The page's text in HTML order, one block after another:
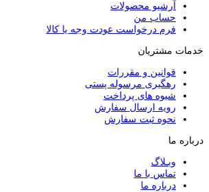
آرشیو محصولات
حساب من
فرم درخواست عودت وجه یا کالا
خدمات مشتریان
قوانین و مقررات
رهگیری مرسوله پستی
شیوه های پرداخت
رویه ارسال سفارش
نحوه ثبت سفارش
درباره ما
وبـلاگ
تماس با ما
درباره ما